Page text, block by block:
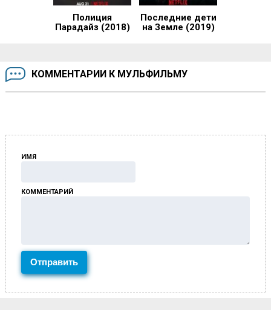
Полиция
Парадайз (2018)
Последние дети
на Земле (2019)
КОММЕНТАРИИ К МУЛЬФИЛЬМУ
ИМЯ
КОММЕНТАРИЙ